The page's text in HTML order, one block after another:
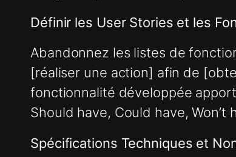
Définir les User Stories et les
Abandonnez les listes de
[réaliser une action] afin de
fonctionnalité développée
Should have, Could have,
Spécifications Techniques et